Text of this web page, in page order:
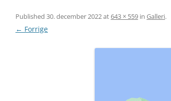
Published 30. december 2022at643 × 559 in Galleri.
← Forrige